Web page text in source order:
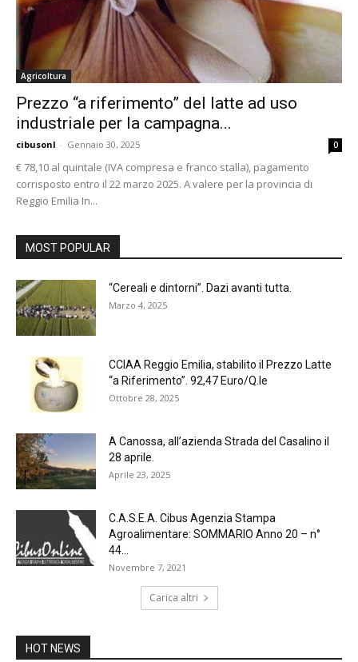
Agricoltura
Prezzo “a riferimento” del latte ad uso
industriale per la campagna...
cibusonl - Gennaio 30, 2025 0
€ 78,10 al quintale (IVA compresa e franco stalla), pagamento
corrisposto entro il 22 marzo 2025. A valere per la provincia di
Reggio Emilia In...
MOST POPULAR
“Cereali e dintorni”. Dazi avanti tutta.
Marzo 4, 2025
CCIAA Reggio Emilia, stabilito il Prezzo Latte
“a Riferimento”. 92,47 Euro/Q.le
Ottobre 28, 2025
A Canossa, all’azienda Strada del Casalino il
28 aprile.
Aprile 23, 2025
C.A.S.E.A. Cibus Agenzia Stampa
Agroalimentare: SOMMARIO Anno 20 – n°
44...
Novembre 7, 2021
Carica altri
HOT NEWS